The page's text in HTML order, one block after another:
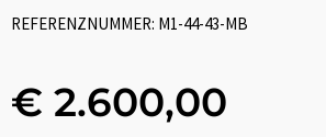
REFERENZNUMMER: M1-44-43-MB
€ 2.600,00